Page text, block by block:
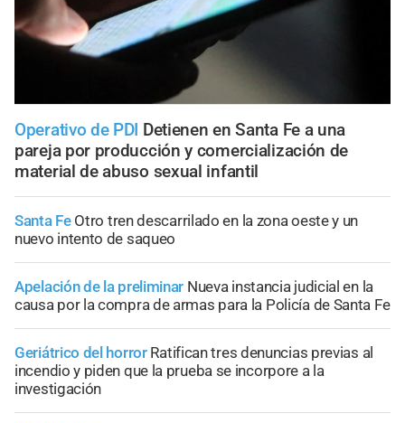
Operativo de PDI Detienen en Santa Fe a una
pareja por producción y comercialización de
material de abuso sexual infantil
Santa Fe Otro tren descarrilado en la zona oeste y un
nuevo intento de saqueo
Apelación de la preliminar Nueva instancia judicial en la
causa por la compra de armas para la Policía de Santa Fe
Geriátrico del horror Ratifican tres denuncias previas al
incendio y piden que la prueba se incorpore a la
investigación